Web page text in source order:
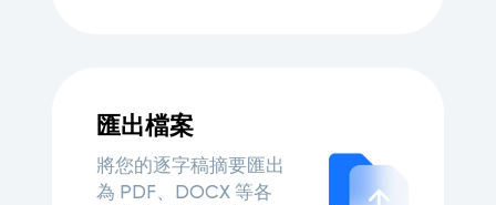
匯出檔案
將您的逐字稿摘要匯出
為 PDF、DOCX 等各